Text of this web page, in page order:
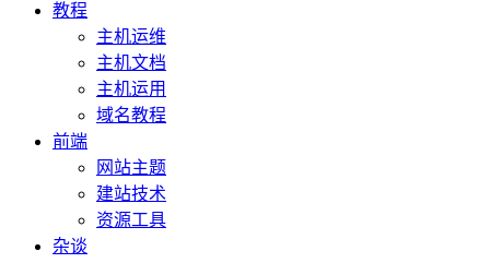
教程
主机运维
主机文档
主机运用
域名教程
前端
网站主题
建站技术
资源工具
杂谈